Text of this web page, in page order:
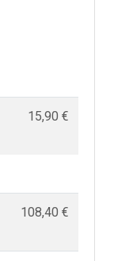
15,90 €
108,40 €